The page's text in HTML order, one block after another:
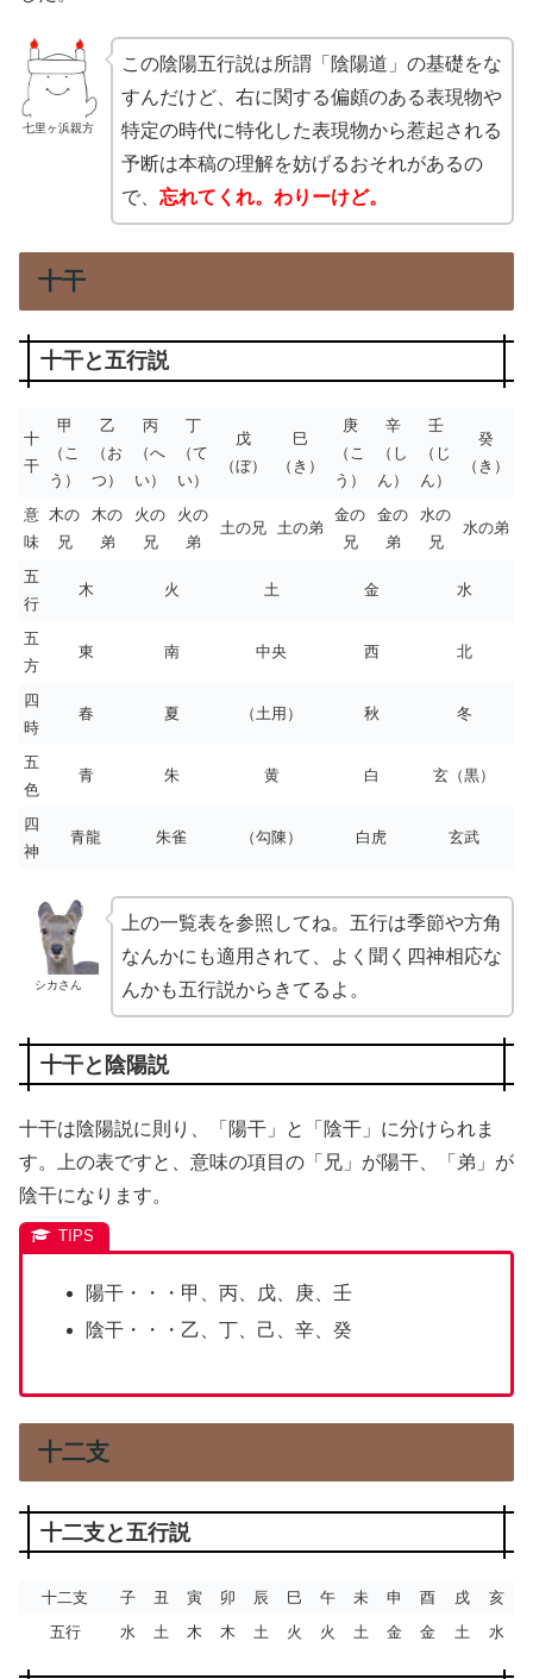
七里ヶ浜親方
この陰陽五行説は所謂「陰陽道」の基礎をな
すんだけど、右に関する偏頗のある表現物や
特定の時代に特化した表現物から惹起される
予断は本稿の理解を妨げるおそれがあるの
で、 忘れてくれ。わりーけど。
十干
十干と五行説
十
干
甲
（こ
う）
乙
（お
つ）
丙
（へ
い）
丁
（て
い）
戊
（ぼ）
巳
（き）
庚
（こ
う）
辛
（し
ん）
壬
（じ
ん）
癸
（き）
意
味
木の
兄
木の
弟
火の
兄
火の
弟
土の兄 土の弟
金の
兄
金の
弟
水の
兄
水の弟
五
行
木 火 土 金 水
五
方
東 南 中央 西 北
四
時
春 夏 （土用） 秋 冬
五
色
青 朱 黄 白 玄（黒）
四
神
青龍 朱雀 （勾陳） 白虎 玄武
シカさん
上の一覧表を参照してね。五行は季節や方角
なんかにも適用されて、よく聞く四神相応な
んかも五行説からきてるよ。
十干と陰陽説
十干は陰陽説に則り、「陽干」と「陰干」に分けられま
す。上の表ですと、意味の項目の「兄」が陽干、「弟」が
陰干になります。
陽干・・・甲、丙、戊、庚、壬
陰干・・・乙、丁、己、辛、癸
十二支
十二支と五行説
十二支 子 丑 寅 卯 辰 巳 午 未 申 酉 戌
亥
五行
水 土 木 木 土 火 火 土 金 金 土 水